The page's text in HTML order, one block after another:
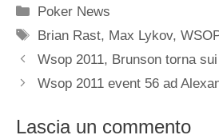
Categorie
Poker News
Tag
Brian Rast, Max Lykov,
Wsop 2011, Brunson torna
Wsop 2011 event 56 ad
Lascia un commento